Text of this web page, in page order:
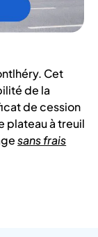
Cet
de la
de cession
plateau à treuil
sans frais